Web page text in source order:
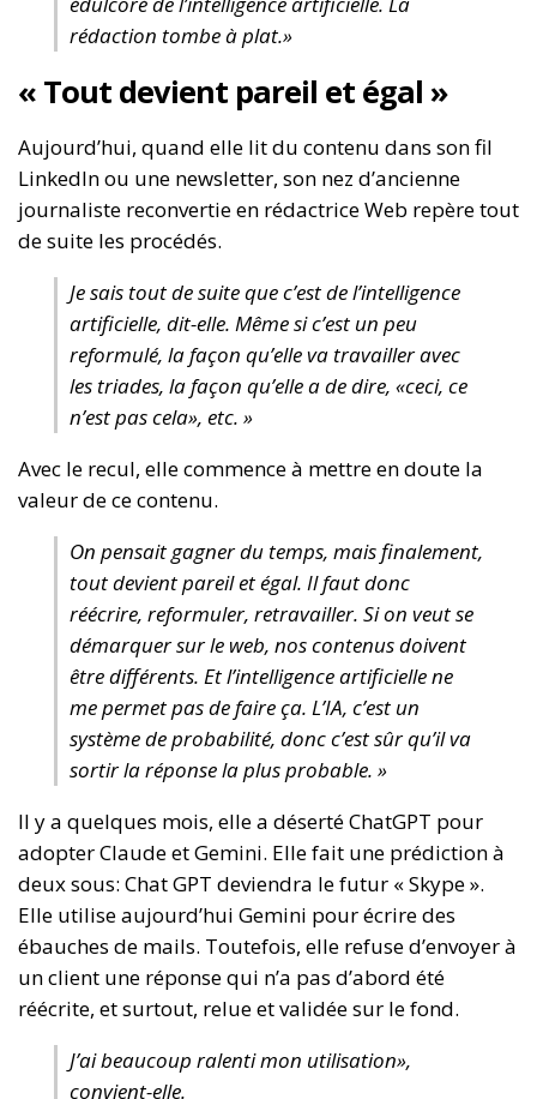
rédaction tombe à plat.»
« Tout devient pareil et égal »
Aujourd’hui, quand elle lit du contenu dans son fil
LinkedIn ou une newsletter, son nez d’ancienne
journaliste reconvertie en rédactrice Web repère tout
de suite les procédés.
Je sais tout de suite que c’est de l’intelligence
artificielle, dit-elle. Même si c’est un peu
reformulé, la façon qu’elle va travailler avec
les triades, la façon qu’elle a de dire, «ceci, ce
n’est pas cela», etc. »
Avec le recul, elle commence à mettre en doute la
valeur de ce contenu.
On pensait gagner du temps, mais finalement,
tout devient pareil et égal. Il faut donc
réécrire, reformuler, retravailler. Si on veut se
démarquer sur le web, nos contenus doivent
être différents. Et l’intelligence artificielle ne
me permet pas de faire ça. L’IA, c’est un
système de probabilité, donc c’est sûr qu’il va
sortir la réponse la plus probable. »
Il y a quelques mois, elle a déserté ChatGPT pour
adopter Claude et Gemini. Elle fait une prédiction à
deux sous: Chat GPT deviendra le futur « Skype ».
Elle utilise aujourd’hui Gemini pour écrire des
ébauches de mails. Toutefois, elle refuse d’envoyer à
un client une réponse qui n’a pas d’abord été
réécrite, et surtout, relue et validée sur le fond.
J’ai beaucoup ralenti mon utilisation»,
convient-elle.